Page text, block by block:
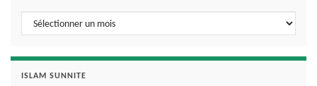
Archives
ISLAM SUNNITE